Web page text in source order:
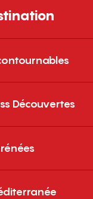
Découvertes
dans le
un agenda
de